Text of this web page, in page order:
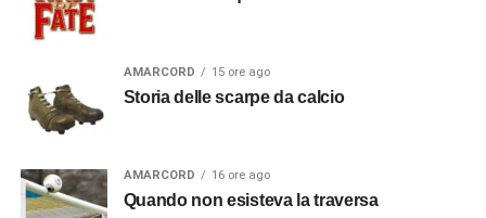
AMARCORD 15 ore ago
Storia delle scarpe da calcio
AMARCORD 16 ore ago
Quando non esisteva la traversa